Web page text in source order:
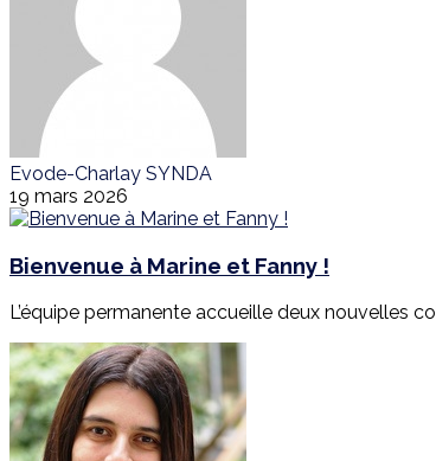
Evode-Charlay SYNDA
19 mars 2026
Bienvenue à Marine et Fanny !
L’équipe permanente accueille deux nouvelles